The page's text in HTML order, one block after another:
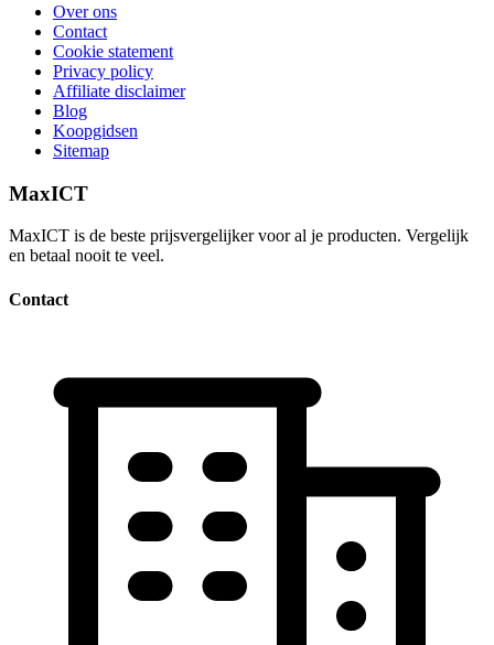
Over ons
Contact
Cookie statement
Privacy policy
Affiliate disclaimer
Blog
Koopgidsen
Sitemap
MaxICT
MaxICT is de beste prijsvergelijker voor al je producten. Vergelijk
en betaal nooit te veel.
Contact